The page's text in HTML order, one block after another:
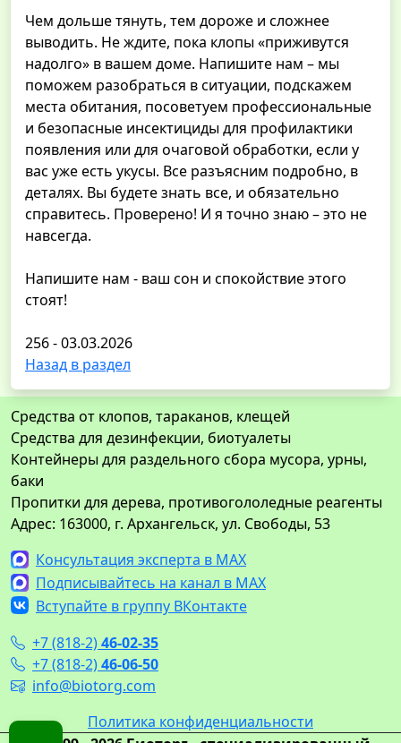
Чем дольше тянуть, тем дороже и сложнее
выводить. Не ждите, пока клопы «приживутся
надолго» в вашем доме. Напишите нам – мы
поможем разобраться в ситуации, подскажем
места обитания, посоветуем профессиональные
и безопасные инсектициды для профилактики
появления или для очаговой обработки, если у
вас уже есть укусы. Все разъясним подробно, в
деталях. Вы будете знать все, и обязательно
справитесь. Проверено! И я точно знаю – это не
навсегда.
Напишите нам - ваш сон и спокойствие этого
стоят!
256 - 03.03.2026
Назад в раздел
Средства от клопов, тараканов, клещей
Средства для дезинфекции, биотуалеты
Контейнеры для раздельного сбора мусора, урны,
баки
Пропитки для дерева, противогололедные реагенты
Адрес: 163000, г. Архангельск, ул. Свободы, 53
Консультация эксперта в MAX
Подписывайтесь на канал в MAX
Вступайте в группу ВКонтакте
+7 (818-2)46-02-35
+7 (818-2)46-06-50
info@biotorg.com
Политика конфиденциальности